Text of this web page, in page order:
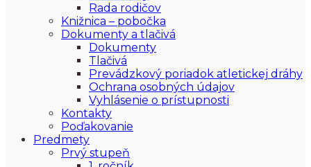
Rada rodičov
Knižnica – pobočka
Dokumenty a tlačivá
Dokumenty
Tlačivá
Prevádzkový poriadok atletickej dráhy
Ochrana osobných údajov
Vyhlásenie o prístupnosti
Kontakty
Poďakovanie
Predmety
Prvý stupeň